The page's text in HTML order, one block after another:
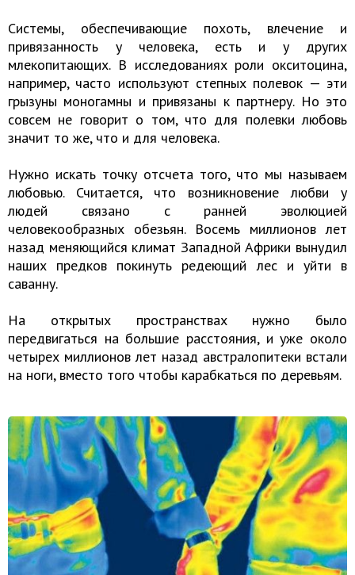
Системы, обеспечивающие похоть, влечение и
привязанность у человека, есть и у других
млекопитающих. В исследованиях роли окситоцина,
например, часто используют степных полевок — эти
грызуны моногамны и привязаны к партнеру. Но это
совсем не говорит о том, что для полевки любовь
значит то же, что и для человека.
Нужно искать точку отсчета того, что мы называем
любовью. Считается, что возникновение любви у
людей связано с ранней эволюцией
человекообразных обезьян. Восемь миллионов лет
назад меняющийся климат Западной Африки вынудил
наших предков покинуть редеющий лес и уйти в
саванну.
На открытых пространствах нужно было
передвигаться на большие расстояния, и уже около
четырех миллионов лет назад австралопитеки встали
на ноги, вместо того чтобы карабкаться по деревьям.